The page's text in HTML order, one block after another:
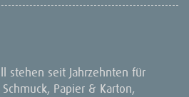
stehen seit Jahrzehnten für
Papier & Karton,